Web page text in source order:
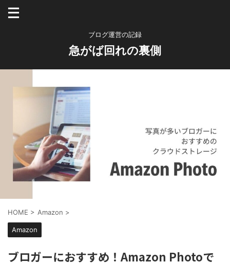
ブログ運営の記録
急がば回れの裏側
HOME > Amazon >
Amazon
ブロガーにおすすめ！Amazon Photoで